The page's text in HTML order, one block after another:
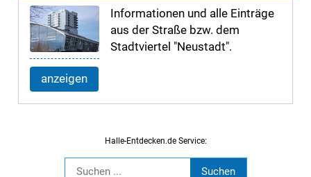
Informationen und alle Einträge
aus der Straße bzw. dem
Stadtviertel "Neustadt".
anzeigen
Halle-Entdecken.de Service: